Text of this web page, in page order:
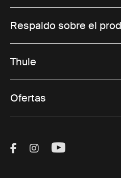
Respaldo sobre el
Thule
Ofertas
Visit Thule on
Visit Thule on
Visit Thule